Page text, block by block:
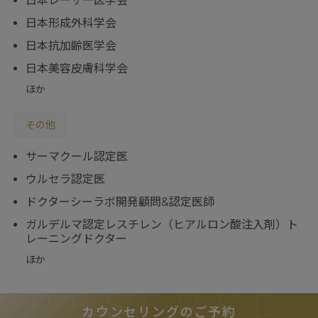
日本形成外科学会
日本抗加齢医学会
日本美容皮膚科学会
ほか
その他
サーマクール認定医
ウルセラ認定医
ドクターシーラボ開発顧問&認定医師
ガルデルマ認定レスチレン（ヒアルロン酸注入剤）ト
レーニングドクター
ほか
カウンセリングのご予約
RESERVE